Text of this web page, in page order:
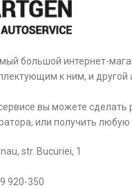
большой интернет-
к ним, и другой
вы можете сделать
или получить любую
str. Bucuriei, 1
920-350